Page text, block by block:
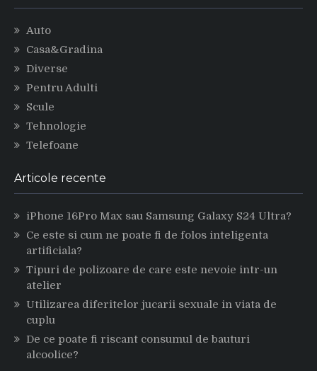
Auto
Casa&Gradina
Diverse
Pentru Adulti
Scule
Tehnologie
Telefoane
Articole recente
iPhone 16Pro Max sau Samsung Galaxy S24 Ultra?
Ce este si cum ne poate fi de folos inteligenta
artificiala?
Tipuri de polizoare de care este nevoie intr-un
atelier
Utilizarea diferitelor jucarii sexuale in viata de
cuplu
De ce poate fi riscant consumul de bauturi
alcoolice?